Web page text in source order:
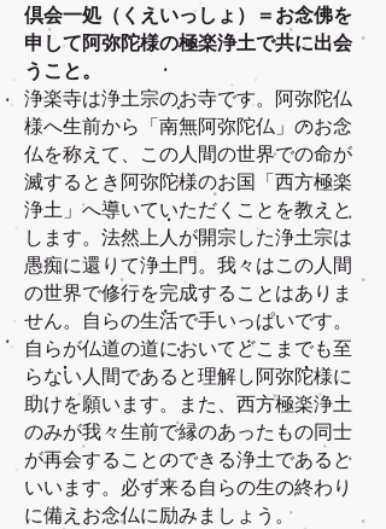
倶会一処（くえいっしょ）＝お念佛を
申して阿弥陀様の極楽浄土で共に出会
うこと。
浄楽寺は浄土宗のお寺です。阿弥陀仏
様へ生前から「南無阿弥陀仏」のお念
仏を称えて、この人間の世界での命が
滅するとき阿弥陀様のお国「西方極楽
浄土」へ導いていただくことを教えと
します。法然上人が開宗した浄土宗は
愚痴に還りて浄土門。我々はこの人間
の世界で修行を完成することはありま
せん。自らの生活で手いっぱいです。
自らが仏道の道においてどこまでも至
らない人間であると理解し阿弥陀様に
助けを願います。また、西方極楽浄土
のみが我々生前で縁のあったもの同士
が再会することのできる浄土であると
いいます。必ず来る自らの生の終わり
に備えお念仏に励みましょう。